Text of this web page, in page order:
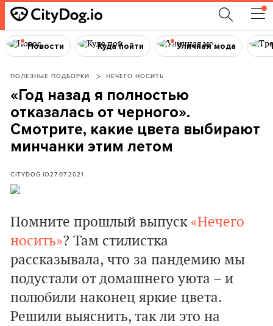
Новости Куда пойти Уличная мода
ПОЛЕЗНЫЕ ПОДБОРКИ НЕЧЕГО НОСИТЬ
«Год назад я полностью
отказалась от черного».
Смотрите, какие цвета выбирают
минчанки этим летом
CITYDOG.IO27.07.2021
Помните прошлый выпуск«Нечего
носить»? Там стилистка
рассказывала, что за пандемию мы
подустали от домашнего уюта – и
полюбили наконец яркие цвета.
Решили выяснить, так ли это на